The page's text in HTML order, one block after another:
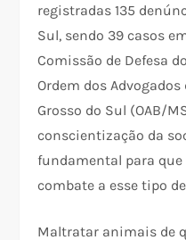
registradas 135
Sul, sendo 39 casos
Comissão de Defesa
Ordem dos
Grosso do Sul (OAB/
conscientização da
fundamental para
combate a esse tipo
Maltratar animais de